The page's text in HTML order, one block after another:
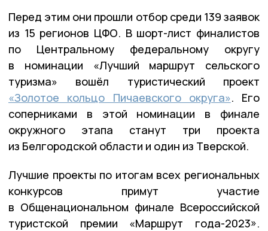
Перед этим они прошли отбор среди 139 заявок
из 15 регионов ЦФО. В шорт-лист финалистов
по Центральному федеральному округу
в номинации «Лучший маршрут сельского
туризма» вошёл туристический проект
«Золотое кольцо Пичаевского округа». Его
соперниками в этой номинации в финале
окружного этапа станут три проекта
из Белгородской области и один из Тверской.
Лучшие проекты по итогам всех региональных
конкурсов примут участие
в Общенациональном финале Всероссийской
туристской премии «Маршрут года-2023».